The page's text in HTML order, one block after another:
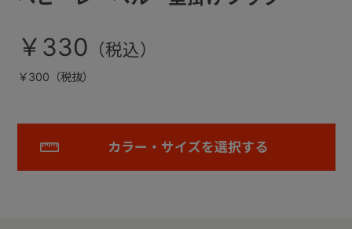
￥330
￥300（税抜）
カラー・サイズを選択する